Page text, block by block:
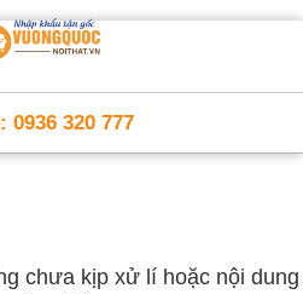
0936 320 777
chưa kịp xử lí hoặc nội dung